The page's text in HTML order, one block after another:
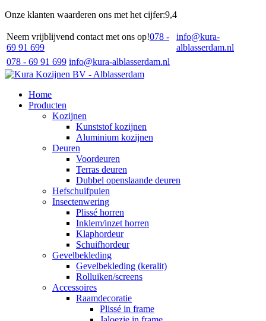
Onze klanten waarderen ons met het cijfer:9,4
Neem vrijblijvend contact met ons op!078 -
69 91 699
info@kura-
alblasserdam.nl
078 - 69 91 699 info@kura-alblasserdam.nl
Home
Producten
Kozijnen
Kunststof kozijnen
Aluminium kozijnen
Deuren
Voordeuren
Terras deuren
Dubbel openslaande deuren
Hefschuifpuien
Insectenwering
Plissé horren
Inklem/inzet horren
Klaphordeur
Schuifhordeur
Gevelbekleding
Gevelbekleding (keralit)
Rolluiken/screens
Accessoires
Raamdecoratie
Plissé in frame